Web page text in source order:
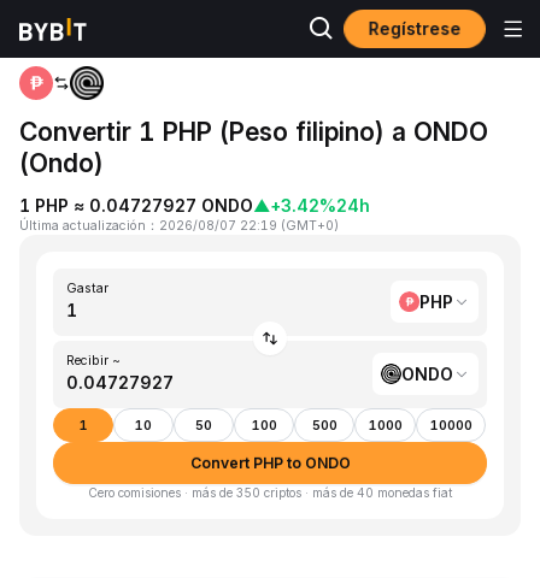
Regístrese
Inicio PHP to ONDO
Convertir 1 PHP (Peso filipino) a ONDO
(Ondo)
1 PHP ≈ 0.04727927 ONDO▲+3.42%24h
Última actualización ： 2026/08/07 22:19 (GMT+0)
Gastar
PHP
Recibir ~
ONDO
1 10 50 100 500 1000 10000
Convert PHP to ONDO
Cero comisiones · más de 350 criptos · más de 40 monedas fiat